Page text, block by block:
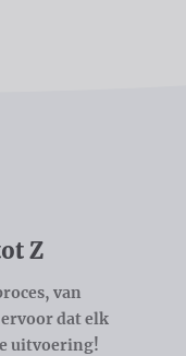
Z
van
dat elk
uitvoering!